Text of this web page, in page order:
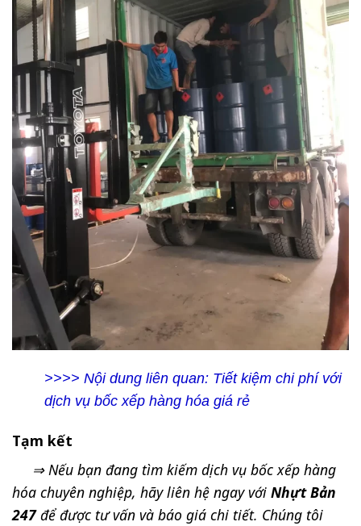
>>>> Nội dung liên quan: Tiết kiệm chi phí với
dịch vụ bốc xếp hàng hóa giá rẻ
Tạm kết
⇒ Nếu bạn đang tìm kiếm dịch vụ bốc xếp hàng
hóa chuyên nghiệp, hãy liên hệ ngay với Nhựt Bản
247để được tư vấn và báo giá chi tiết. Chúng tôi